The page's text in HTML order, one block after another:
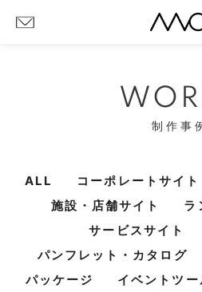
制作事
ALL コーポレートサイト
施設・店舗サイト
ラ
サービスサイト
パンフレット・カタログ
パッケージ
イベントツー